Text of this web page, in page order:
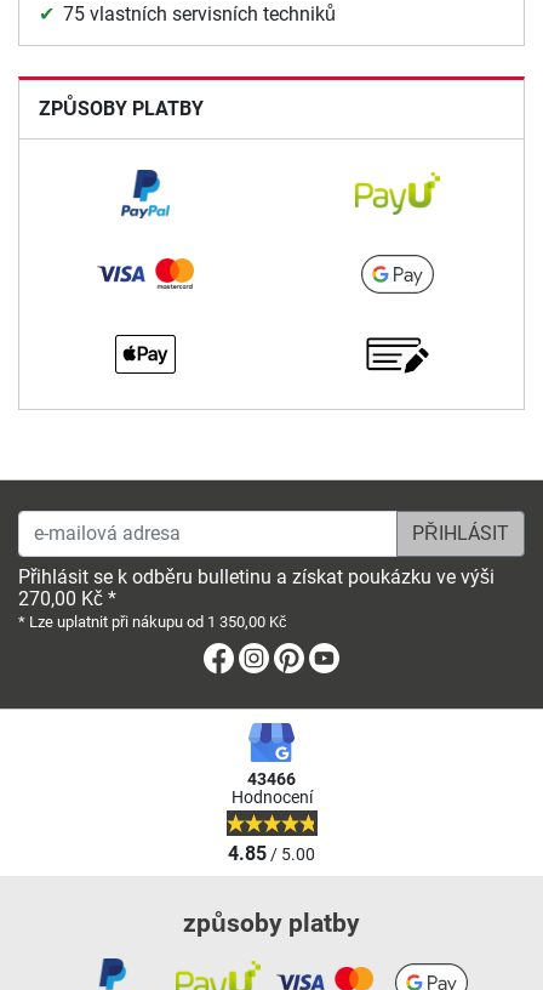
75 vlastních servisních techniků
ZPŮSOBY PLATBY
e-mailová adresa
Přihlásit se k odběru bulletinu a získat poukázku ve výši
270,00 Kč *
* Lze uplatnit při nákupu od 1 350,00 Kč
Facebook
Instagram
Pinterest
43466
Hodnocení
4.85/ 5.00
způsoby platby